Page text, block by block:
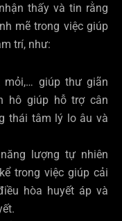
thấy và tin rằng
mẽ trong việc giúp
trí, như:
mỏi,… giúp thư giãn
hô giúp hỗ trợ cân
thái tâm lý lo âu và
lượng tự nhiên
trong việc giúp cải
hòa huyết áp và